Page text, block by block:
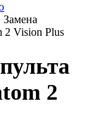
Замена
2 Vision Plus
2